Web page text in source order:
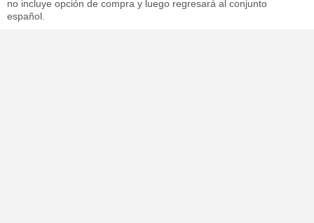
no incluye opción de compra y luego regresará al conjunto
español.